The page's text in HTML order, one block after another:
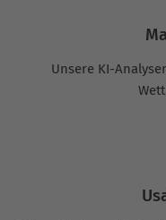
Unsere KI-